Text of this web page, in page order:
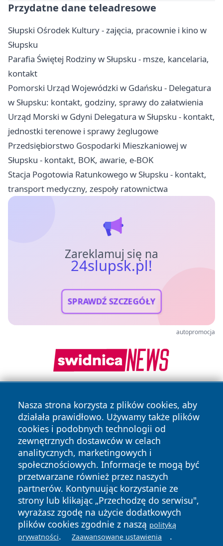
Przydatne dane teleadresowe
Słupski Ośrodek Kultury - zajęcia, pracownie i kino w
Słupsku
Parafia Świętej Rodziny w Słupsku - msze, kancelaria,
kontakt
Pomorski Urząd Wojewódzki w Gdańsku - Delegatura
w Słupsku: kontakt, godziny, sprawy do załatwienia
Urząd Morski w Gdyni Delegatura w Słupsku - kontakt,
jednostki terenowe i sprawy żeglugowe
Przedsiębiorstwo Gospodarki Mieszkaniowej w
Słupsku - kontakt, BOK, awarie, e-BOK
Stacja Pogotowia Ratunkowego w Słupsku - kontakt,
transport medyczny, zespoły ratownictwa
Zareklamuj się na
24slupsk.pl!
SPRAWDŹ SZCZEGÓŁY
autopromocja
Nasza strona korzysta z plików cookies, aby
działała prawidłowo. Używamy także plików
cookies i podobnych technologii od
zewnętrznych dostawców w celach
analitycznych, marketingowych i
społecznościowych. Informacje te mogą być
przetwarzane również przez naszych
partnerów. Kontynuując korzystanie ze
strony lub klikając „Przechodzę do serwisu",
wyrażasz zgodę na użycie dodatkowych
plików cookies zgodnie z naszą polityką
prywatności. Zaawansowane ustawienia .
Copyright © 2026 24slupsk.pl Wszystkie prawa zastrzeżone.
News Autorzy
Polityka
Prywatności
Polityka
Cookies